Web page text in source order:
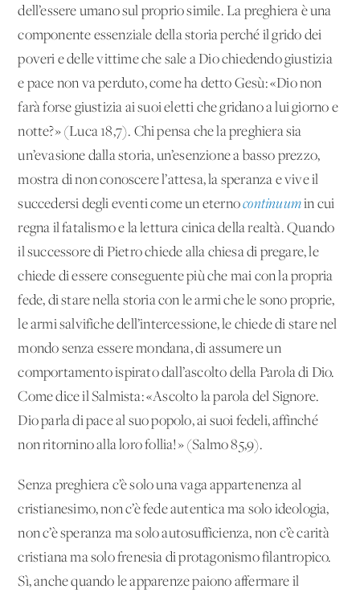
dell’essere umano sul proprio simile. La preghiera è una
componente essenziale della storia perché il grido dei
poveri e delle vittime che sale a Dio chiedendo giustizia
e pace non va perduto, come ha detto Gesù: «Dio non
farà forse giustizia ai suoi eletti che gridano a lui giorno e
notte?» (Luca 18,7). Chi pensa che la preghiera sia
un’evasione dalla storia, un’esenzione a basso prezzo,
mostra di non conoscere l’attesa, la speranza e vive il
succedersi degli eventi come un eternocontinuumin cui
regna il fatalismo e la lettura cinica della realtà. Quando
il successore di Pietro chiede alla chiesa di pregare, le
chiede di essere conseguente più che mai con la propria
fede, di stare nella storia con le armi che le sono proprie,
le armi salvifiche dell’intercessione, le chiede di stare nel
mondo senza essere mondana, di assumere un
comportamento ispirato dall’ascolto della Parola di Dio.
Come dice il Salmista: «Ascolto la parola del Signore.
Dio parla di pace al suo popolo, ai suoi fedeli, affinché
non ritornino alla loro follia!» (Salmo 85,9).
Senza preghiera c’è solo una vaga appartenenza al
cristianesimo, non c’è fede autentica ma solo ideologia,
non c’è speranza ma solo autosufficienza, non c’è carità
cristiana ma solo frenesia di protagonismo filantropico.
Sì, anche quando le apparenze paiono affermare il